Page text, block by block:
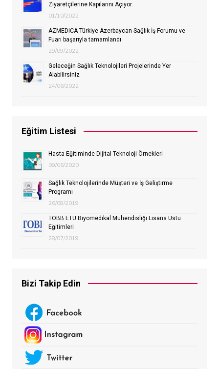
Ziyaretçilerine Kapılarını Açıyor.
01/10/2022
AZMEDICA Türkiye-Azerbaycan Sağlık İş Forumu ve
Fuarı başarıyla tamamlandı
29/09/2022
Geleceğin Sağlık Teknolojileri Projelerinde Yer
Alabilirsiniz
24/06/2022
Eğitim Listesi
Hasta Eğitiminde Dijital Teknoloji Örnekleri
09/06/2020
Sağlık Teknolojilerinde Müşteri ve İş Geliştirme
Programı
26/08/2019
TOBB ETÜ Biyomedikal Mühendisliği Lisans Üstü
Eğitimleri
28/07/2019
Bizi Takip Edin